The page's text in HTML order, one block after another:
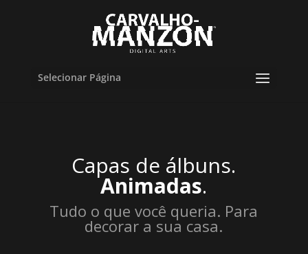
Selecionar Página
Capas de álbuns.
Animadas.
Tudo o que você queria. Para
decorar a sua casa.